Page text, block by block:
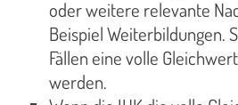
oder weitere relevante
Beispiel Weiterbildungen.
Fällen eine volle
werden.